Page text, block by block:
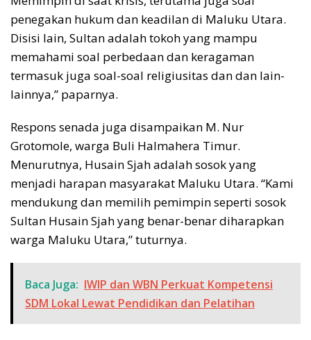
penegakan hukum dan keadilan di Maluku Utara.
Disisi lain, Sultan adalah tokoh yang mampu
memahami soal perbedaan dan keragaman
termasuk juga soal-soal religiusitas dan dan lain-
lainnya,” paparnya.
Respons senada juga disampaikan M. Nur
Grotomole, warga Buli Halmahera Timur.
Menurutnya, Husain Sjah adalah sosok yang
menjadi harapan masyarakat Maluku Utara. “Kami
mendukung dan memilih pemimpin seperti sosok
Sultan Husain Sjah yang benar-benar diharapkan
warga Maluku Utara,” tuturnya.
Baca Juga: IWIP dan WBN Perkuat Kompetensi
SDM Lokal Lewat Pendidikan dan Pelatihan